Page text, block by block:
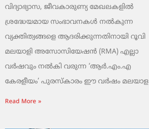
വിദ്യാഭ്യാസ, ജീവകാരുണ്യ മേഖലകളിൽ
ശ്രദ്ധേയമായ സംഭാവനകൾ നൽകുന്ന
വ്യക്തിത്വങ്ങളെ ആദരിക്കുന്നതിനായി റൂവി
മലയാളി അസോസിയേഷൻ (RMA) എല്ലാ
വർഷവും നൽകി വരുന്ന ‘ആർ.എം.എ
കേരളീയം’ പുരസ്‌കാരം ഈ വർഷം മലയാള
Read More »